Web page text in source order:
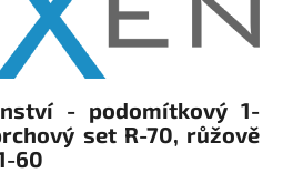
- podomítkový 1-
set R-70, růžově
60